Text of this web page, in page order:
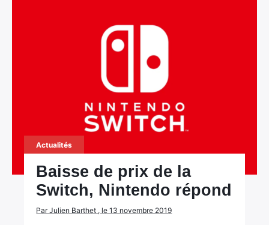
Actualités
Baisse de prix de la
Switch, Nintendo répond
Par Julien Barthet , le 13 novembre 2019